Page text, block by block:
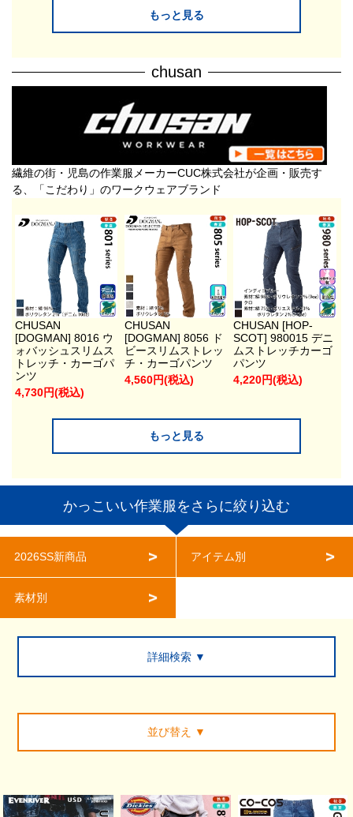
もっと見る
chusan
繊維の街・児島の作業服メーカーCUC株式会社が企画・販売す
る、「こだわり」のワークウェアブランド
CHUSAN
[DOGMAN] 8016 ウ
ォバッシュスリムス
トレッチ・カーゴパ
ンツ
4,730円(税込)
CHUSAN
[DOGMAN] 8056 ド
ビースリムストレッ
チ・カーゴパンツ
4,560円(税込)
CHUSAN [HOP-
SCOT] 980015 デニ
ムストレッチカーゴ
パンツ
4,220円(税込)
もっと見る
かっこいい作業服をさらに絞り込む
2026SS新商品 アイテム別
素材別
詳細検索 ▼
並び替え ▼